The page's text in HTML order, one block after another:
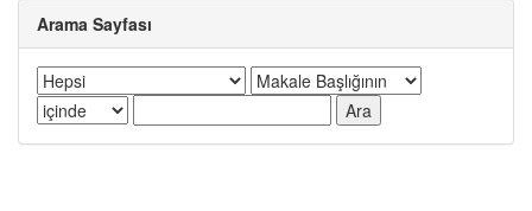
Arama Sayfası